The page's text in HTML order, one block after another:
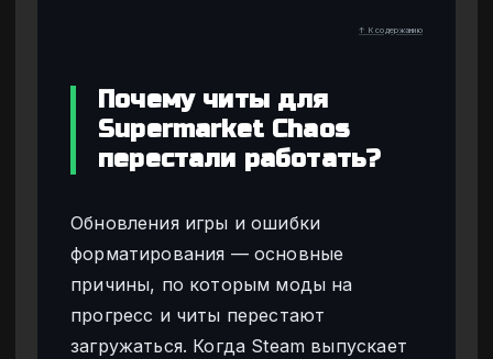
↑ К содержанию
Почему читы для
Supermarket Chaos
перестали работать?
Обновления игры и ошибки
форматирования — основные
причины, по которым моды на
прогресс и читы перестают
загружаться. Когда Steam выпускает